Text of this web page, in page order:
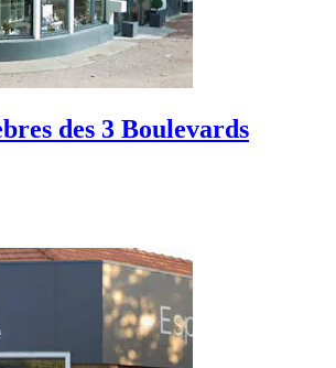
des 3 Boulevards